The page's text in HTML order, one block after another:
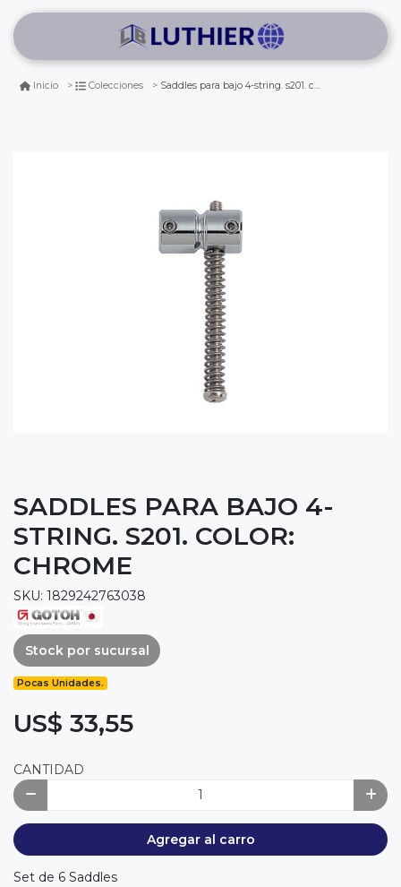
Inicio Colecciones Saddles para bajo 4-string. s201. color: chrome
SADDLES PARA BAJO 4-
STRING. S201. COLOR:
CHROME
SKU: 1829242763038
Stock por sucursal
Pocas Unidades.
US$ 33,55
CANTIDAD
Agregar al carro
Set de 6 Saddles